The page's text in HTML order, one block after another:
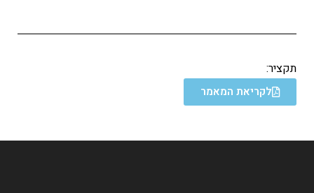
תקציר:
לקריאת המאמר